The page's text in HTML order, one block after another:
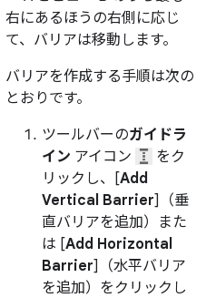
右にあるほうの右側に応じ
て、バリアは移動します。
バリアを作成する手順は次の
とおりです。
ツールバーのガイドラ
イン アイコン
をク
リックし、[Add
Vertical Barrier]（垂
直バリアを追加）また
は [Add Horizontal
Barrier]（水平バリア
を追加）をクリックし